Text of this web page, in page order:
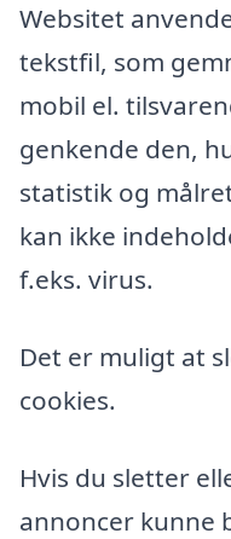
Websitet
tekstfil, som
mobil el.
genkende den,
statistik og
kan ikke
f.eks. virus.
Det er muligt at
cookies.
Hvis du sletter
annoncer kunne